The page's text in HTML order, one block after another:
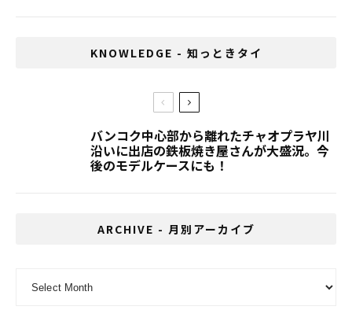
KNOWLEDGE - 知っときタイ
バンコク中心部から離れたチャオプラヤ川
沿いに出店の鉄板焼き屋さんが大盛況。今
後のモデルケースにも！
ARCHIVE - 月別アーカイブ